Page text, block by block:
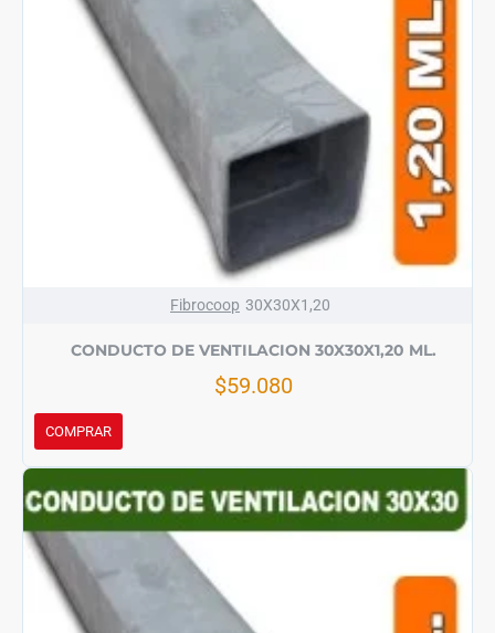
Fibrocoop 30X30X1,20
CONDUCTO DE VENTILACION 30X30X1,20 ML.
$59.080
COMPRAR